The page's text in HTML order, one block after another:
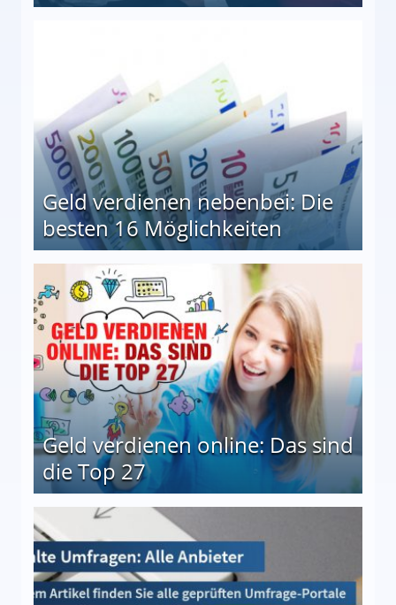
Geld verdienen nebenbei: Die
besten 16 Möglichkeiten
Geld verdienen online: Das sind
die Top 27